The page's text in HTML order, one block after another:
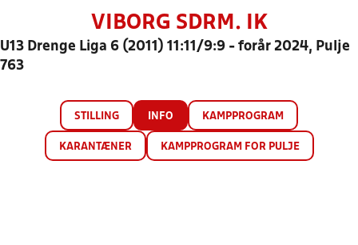
VIBORG SDRM. IK
U13 Drenge Liga 6 (2011) 11:11/9:9 - forår 2024, Pulje
763
STILLING INFO KAMPPROGRAM
KARANTÆNER KAMPPROGRAM FOR PULJE